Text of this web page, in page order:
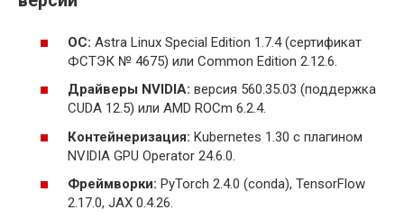
ОС: Astra Linux Special Edition 1.7.4 (сертификат
ФСТЭК № 4675) или Common Edition 2.12.6.
Драйверы NVIDIA: версия 560.35.03 (поддержка
CUDA 12.5) или AMD ROCm 6.2.4.
Контейнеризация: Kubernetes 1.30 с плагином
NVIDIA GPU Operator 24.6.0.
Фреймворки: PyTorch 2.4.0 (conda), TensorFlow
2.17.0, JAX 0.4.26.